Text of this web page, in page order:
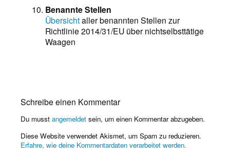
Benannte Stellen
Übersichtaller benannten Stellen zur
Richtlinie 2014/31/EU über nichtselbsttätige
Waagen
Schreibe einen Kommentar
Du musst angemeldet sein, um einen Kommentar abzugeben.
Diese Website verwendet Akismet, um Spam zu reduzieren.
Erfahre, wie deine Kommentardaten verarbeitet werden.